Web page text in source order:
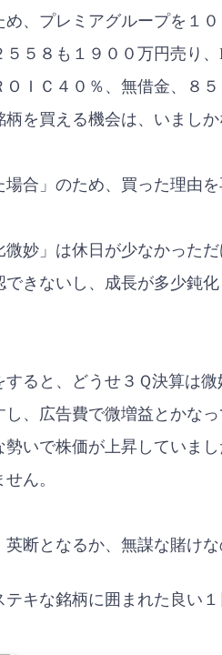
め、プレミアグループを１
５５８も１９００万円売り
ＯＩＣ４０％、無借金、８
柄を買える機会は、いましか
場合」のため、買った理由
微妙」は休日が少なかった
できないし、成長が多少鈍
すると、どうせ３Ｑ決算は
し、広告費で微増益とかな
勢いで株価が上昇していま
ん。
英断となるか、無謀な賭け
テキな銘柄に囲まれた良い１